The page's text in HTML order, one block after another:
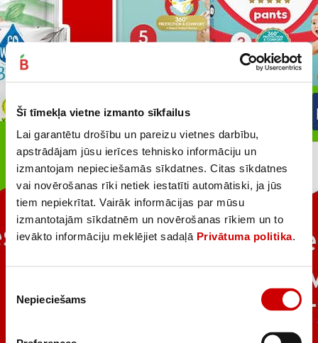
Šī tīmekļa vietne izmanto sīkfailus
Lai garantētu drošību un pareizu vietnes darbību,
apstrādājam jūsu ierīces tehnisko informāciju un
izmantojam nepieciešamās sīkdatnes. Citas sīkdatnes
vai novērošanas rīki netiek iestatīti automātiski, ja jūs
tiem nepiekrītat. Vairāk informācijas par mūsu
izmantotajām sīkdatnēm un novērošanas rīkiem un to
ievākto informāciju meklējiet sadaļā Privātuma politika.
izvēle
Nepieciešams